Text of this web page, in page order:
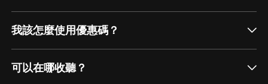
我該怎麼使用優惠碼？
可以在哪收聽？